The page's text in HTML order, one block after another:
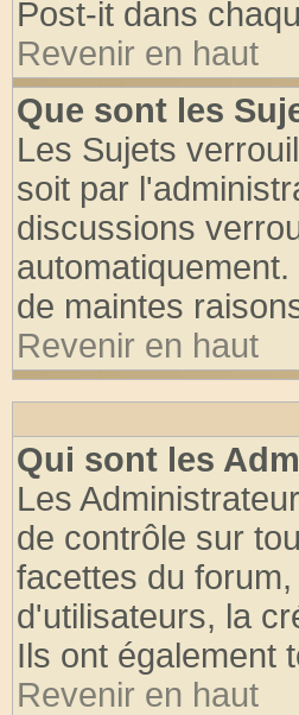
Post-it dans
Revenir en haut
Que sont les
Les Sujets
soit par
discussions
de maintes
Revenir en haut
Qui sont les
Les
de contrôle sur
facettes du
d'utilisateurs, la
Ils ont également
Revenir en haut